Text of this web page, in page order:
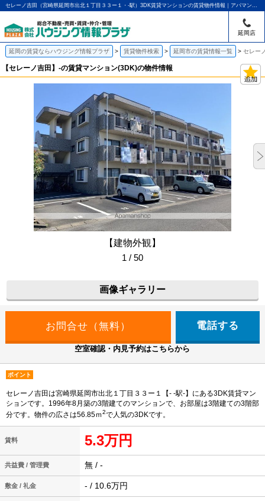
セレーノ吉田（宮崎県延岡市出北１丁目３３ー１・-駅）3DK賃貸マンションの賃貸物件情報｜アパマンショップ延岡店｜ハウジング情報プラザ
延岡店
延岡の賃貸ならハウジング情報プラザ 賃貸物件検索 延岡市の賃貸情報一覧 セレー
【セレーノ吉田】-の賃貸マンション(3DK)の物件情報
【建物外観】
1 / 50
画像ギャラリー
電話する
空室確認・内見予約はこちらから
ポイント
セレーノ吉田は宮崎県延岡市出北１丁目３３ー１【- -駅-】にある3DK賃貸マン
ションです。1996年8月築の3階建てのマンションで、お部屋は3階建ての3階部
分です。物件の広さは56.85ｍ2で人気の3DKです。
賃料 5.3万円
共益費 / 管理費 無 / -
敷金 / 礼金 - / 10.6万円